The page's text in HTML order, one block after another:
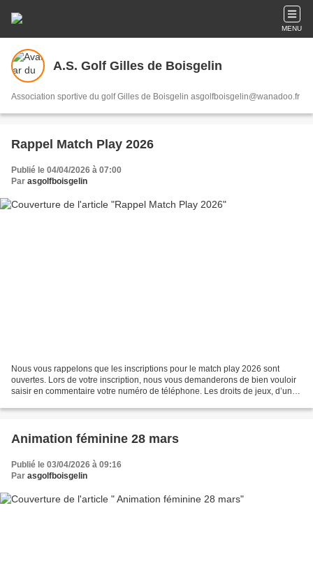
MENU
A.S. Golf Gilles de Boisgelin
Association sportive du golf Gilles de Boisgelin asgolfboisgelin@wanadoo.fr
Rappel Match Play 2026
Publié le 04/04/2026 à 07:00
Par asgolfboisgelin
Nous vous rappelons que les inscriptions pour le match play 2026 sont
ouvertes. Lors de votre inscription, nous vous demanderons de bien vouloir
saisir en commentaire votre numéro de téléphone. Les droits de jeux, d’un
Animation féminine 28 mars
Publié le 03/04/2026 à 09:16
Par asgolfboisgelin